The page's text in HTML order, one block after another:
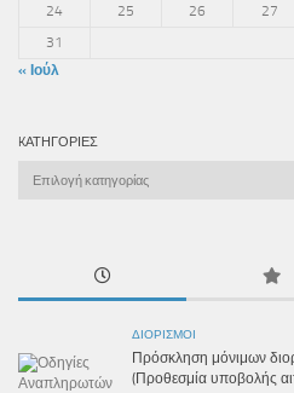
24 25 26 27
31
« Ιούλ
KΑΤΗΓΟΡΊΕΣ
Kατηγορίες
ΔΙΟΡΙΣΜΟΊ
Πρόσκληση μόνιμων
(Προθεσμία υποβολής